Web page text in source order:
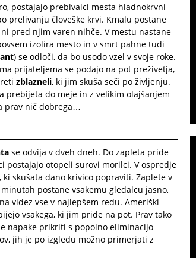
postajajo prebivalci mesta hladnokrvni
prelivanju človeške krvi. Kmalu postane
pred njim varen nihče. V mestu nastane
izolira mesto in v smrt pahne tudi
) se odloči, da bo usodo vzel v svoje roke.
prijateljema se podajo na pot preživetja,
zblazneli, ki jim skuša seči po življenju.
prebijeta do meje in z velikim olajšanjem
prav nič dobrega…
se odvija v dveh dneh. Do zapleta pride
postajajo otopeli surovi morilci. V ospredje
skušata dano krivico popraviti. Zaplete v
postane vsakemu gledalcu jasno,
videz vse v najlepšem redu. Ameriški
vsakega, ki jim pride na pot. Prav tako
napake prikriti s popolno eliminacijo
jih je po izgledu možno primerjati z